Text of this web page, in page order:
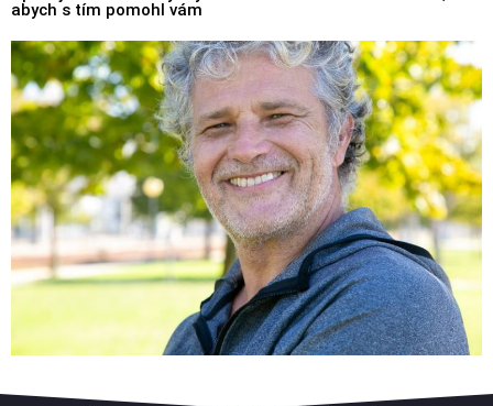
abych s tím pomohl vám